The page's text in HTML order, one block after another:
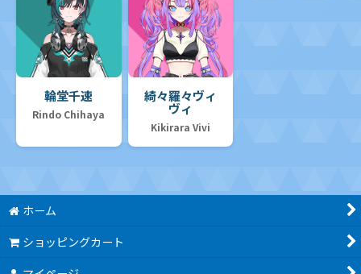
輪堂千速
Rindo Chihaya
綺々羅々ヴィ
ヴィ
Kikirara Vivi
ホーム
ショッピングカート